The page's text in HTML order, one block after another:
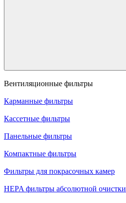
Вентиляционные фильтры
Карманные фильтры
Кассетные фильтры
Панельные фильтры
Компактные фильтры
Фильтры для покрасочных камер
HEPA фильтры абсолютной очистки